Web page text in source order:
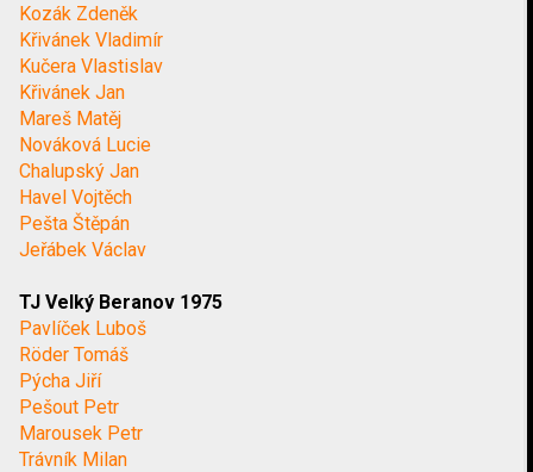
Kozák Zdeněk
Křivánek Vladimír
Kučera Vlastislav
Křivánek Jan
Mareš Matěj
Nováková Lucie
Chalupský Jan
Havel Vojtěch
Pešta Štěpán
Jeřábek Václav
TJ Velký Beranov 1975
Pavlíček Luboš
Röder Tomáš
Pýcha Jiří
Pešout Petr
Marousek Petr
Trávník Milan